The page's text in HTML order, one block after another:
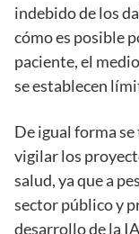
indebido de los
cómo es posible
paciente, el
se establecen
De igual forma
vigilar los
salud, ya que a
sector público y
desarrollo de la